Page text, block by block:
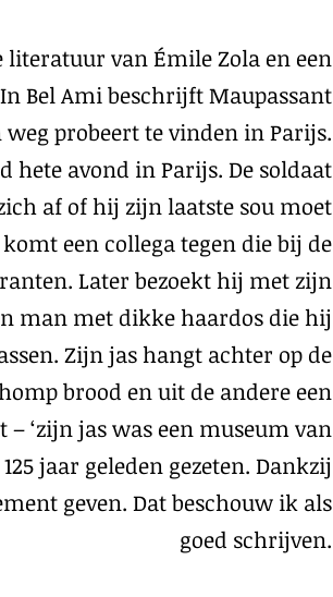
van Émile Zola en een
Bel Ami beschrijft Maupassant
probeert te vinden in Parijs.
hete avond in Parijs. De soldaat
af of hij zijn laatste sou moet
een collega tegen die bij de
Later bezoekt hij met zijn
man met dikke haardos die hij
Zijn jas hangt achter op de
brood en uit de andere een
‘zijn jas was een museum van
jaar geleden gezeten. Dankzij
geven. Dat beschouw ik als
goed schrijven.